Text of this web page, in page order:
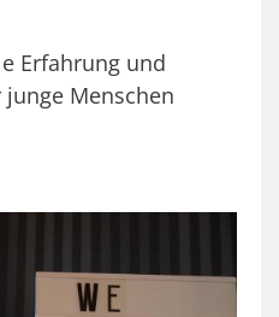
Erfahrung und
Menschen